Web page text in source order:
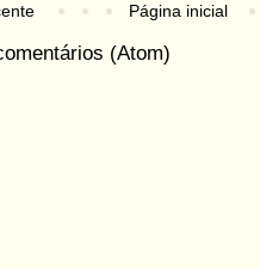
Página inicial
(Atom)